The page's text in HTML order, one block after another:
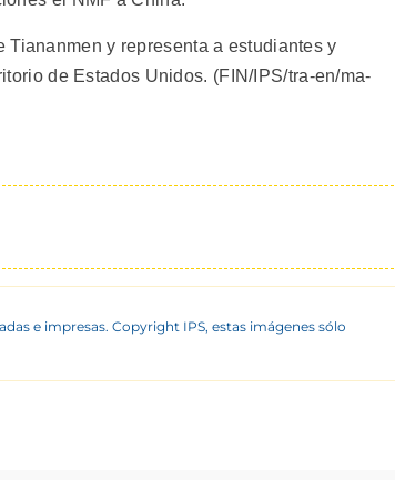
Tiananmen y representa a estudiantes y
de Estados Unidos. (FIN/IPS/tra-en/ma-
e impresas. Copyright IPS, estas imágenes sólo